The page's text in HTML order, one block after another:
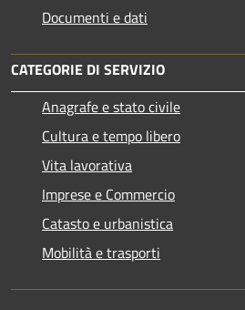
Documenti e dati
CATEGORIE DI SERVIZIO
Anagrafe e stato civile
Cultura e tempo libero
Vita lavorativa
Imprese e Commercio
Catasto e urbanistica
Mobilità e trasporti